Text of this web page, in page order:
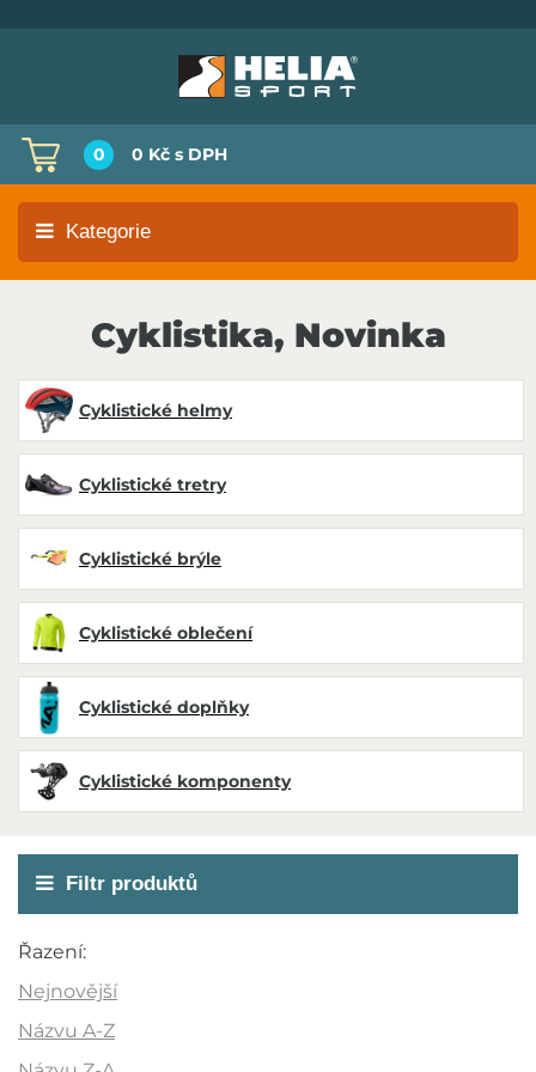
0 0 Kč s DPH
Kategorie
Cyklistika, Novinka
Cyklistické helmy
Cyklistické tretry
Cyklistické brýle
Cyklistické oblečení
Cyklistické doplňky
Cyklistické komponenty
Filtr produktů
Cena
139 Kč
Řazení:
Nejnovější
Názvu A-Z